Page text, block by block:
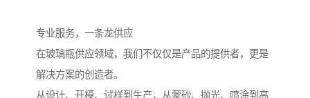
专业服务，一条龙供应
在玻璃瓶供应领域，我们不仅仅是产品的提供者，更是
解决方案的创造者。
从设计、开模、试样到生产，从蒙砂、抛光、喷涂到高